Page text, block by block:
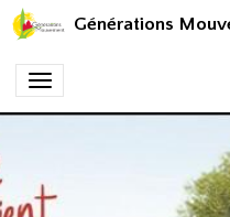
Générations